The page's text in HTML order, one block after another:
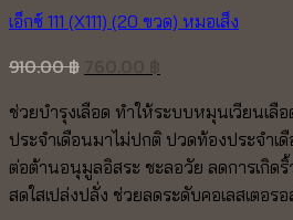
เอ็กซ์ 111 (X111) (20 ขวด) หมอเส็ง
910.00฿
was:
910.00 ฿.
is:
760.00 ฿.
ช่วยบำรุงเลือด ทำให้ระบบหมุนเวียนเลื
ประจำเดือนมาไม่ปกติ ปวดท้องประจำเ
ต่อต้านอนุมูลอิสระ ชะลอวัย ลดการเกิด
สดใสเปล่งปลั่ง ช่วยลดระดับคอเลสเตอร